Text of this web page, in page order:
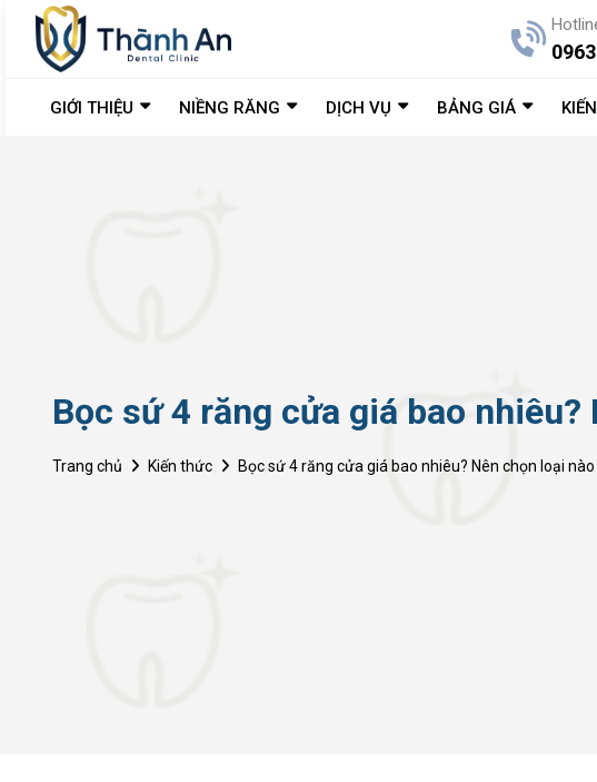
GIỚI THIỆU NIỀNG RĂNG DỊCH VỤ BẢNG GIÁ
Bọc sứ 4 răng cửa giá bao
Trang chủ Kiến thức Bọc sứ 4 răng cửa giá bao nhiêu? Nên chọn loại